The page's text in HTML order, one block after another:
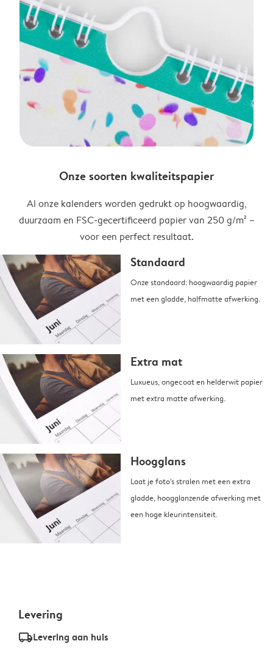
Onze soorten kwaliteitspapier
Al onze kalenders worden gedrukt op hoogwaardig,
duurzaam en FSC-gecertificeerd papier van 250 g/m² –
voor een perfect resultaat.
Standaard
Onze standaard: hoogwaardig papier
met een gladde, halfmatte afwerking.
Extra mat
Luxueus, ongecoat en helderwit papier
met extra matte afwerking.
Hoogglans
Laat je foto's stralen met een extra
gladde, hoogglanzende afwerking met
een hoge kleurintensiteit.
Levering
delivery_standard_v2Levering aan huis